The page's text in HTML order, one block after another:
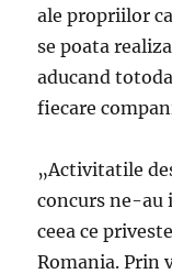
ale propriilor
se poata
aducand
fiecare
„Activitatile
concurs ne-au
ceea ce
Romania. Prin